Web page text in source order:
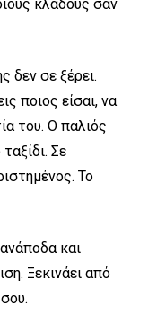
κλάδους σαν
δεν σε ξέρει.
ποιος είσαι, να
του. Ο παλιός
Σε
Το
και
Ξεκινάει από